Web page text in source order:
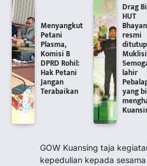
Menyangkut
Petani
Plasma,
Komisi B
DPRD Rohil:
Hak Petani
Jangan
Terabaikan
Drag
HUT
resmi
lahir
yang
GOW Kuansing taja
kepedulian kepada sesama